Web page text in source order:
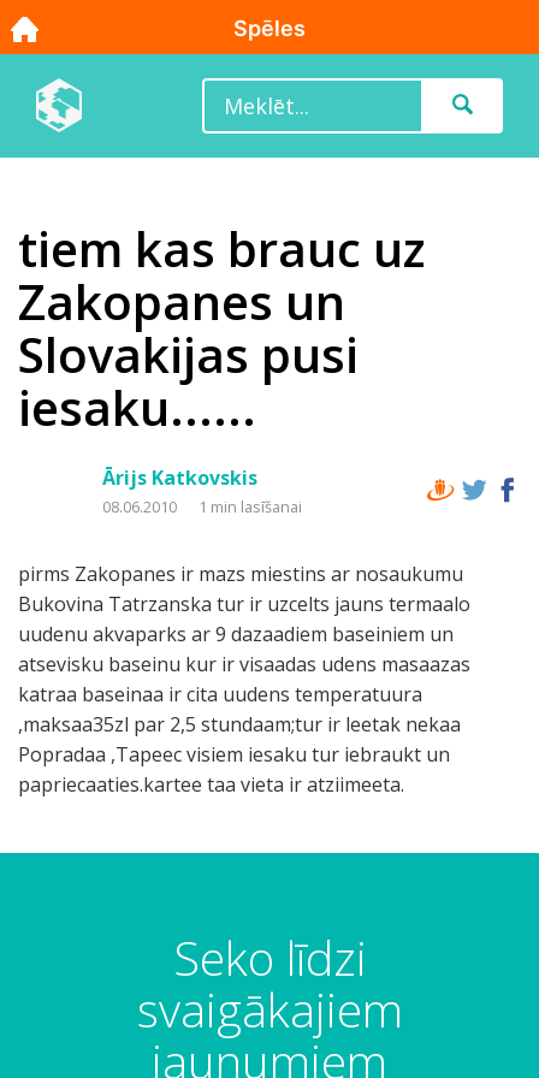
tiem kas brauc uz
Zakopanes un
Slovakijas pusi
iesaku......
Ārijs Katkovskis
08.06.2010 1 min lasīšanai
pirms Zakopanes ir mazs miestins ar nosaukumu
Bukovina Tatrzanska tur ir uzcelts jauns termaalo
uudenu akvaparks ar 9 dazaadiem baseiniem un
atsevisku baseinu kur ir visaadas udens masaazas
katraa baseinaa ir cita uudens temperatuura
,maksaa35zl par 2,5 stundaam;tur ir leetak nekaa
Popradaa ,Tapeec visiem iesaku tur iebraukt un
papriecaaties.kartee taa vieta ir atziimeeta.
Seko līdzi
svaigākajiem
jaunumiem